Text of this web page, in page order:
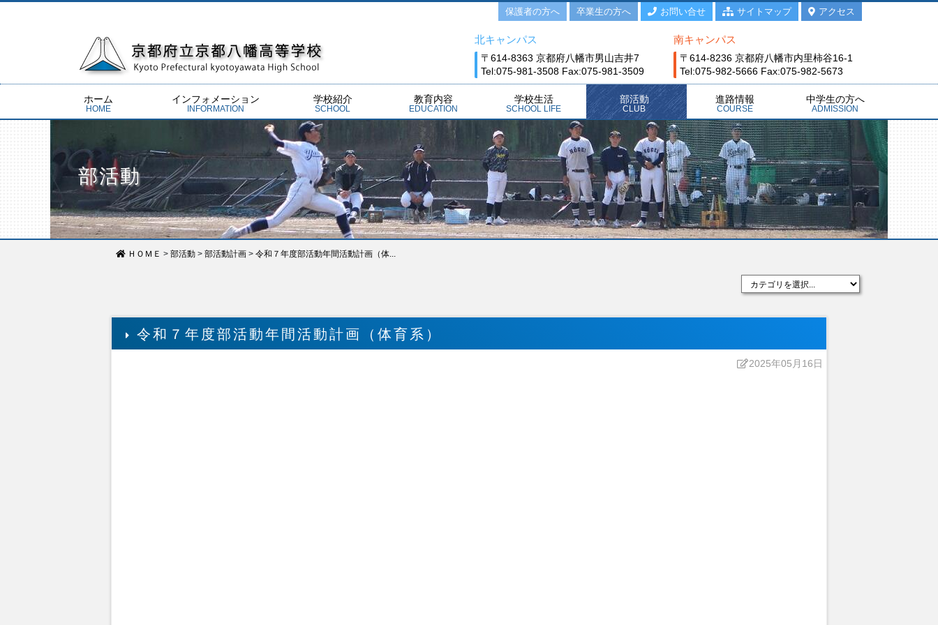
保護者の方へ 卒業生の方へ お問い合せ サイトマップ アクセス
北キャンパス
〒614-8363 京都府八幡市男山吉井7
Tel:075-981-3508 Fax:075-981-3509
南キャンパス
〒614-8236 京都府八幡市内里柿谷16-1
Tel:075-982-5666 Fax:075-982-5673
ホーム
HOME
インフォメーション
INFORMATION
欠席連絡システム
感染症について
警報発表時の対応
各種証明書
UDつうしん
ほけんだより
SCだより
学校紹介
SCHOOL
校長あいさつ
学校概要 沿革
校歌
校章
制服
生徒心得
施設紹介
基本コンセプト
スクールパートナー
情報公開 いじめ防止基本方針
スクールミッション
学校経営計画
英CanDoリスト
介護福祉士養成施設
設備使用に係る費用
教育内容
EDUCATION
普通科（ｱﾄﾞﾊﾞﾝｽｴﾘｱ） AD-概要
AD-カリキュラム
AD-先輩の声
AD-授業紹介
普通科（ﾕﾆﾊﾞｰｻﾙｴﾘｱ） UN-概要
UN-カリキュラム
UN-先輩の声
UN-授業紹介
人間科学科 人間-概要
人間-カリキュラム
人間-先輩の声
人間-授業紹介
介護福祉科 介護-概要
介護-カリキュラム
介護-先輩の声
介護-授業紹介
学校生活
SCHOOL LIFE
教育内容
文化祭
体育祭
研修旅行
全学年
1年
2年
3年
月間行事予定
年間行事予定
部活動
CLUB
部活動計画
体育系 硬式野球部
陸上競技部
女子ソフト部
サッカー部
男子テニス部
女子テニス部
男子バスケ部
女子バスケ部
女子バレー部
男子ハンド部
バドミントン部
卓球部
レスリング部
剣道部
弓道部
文化系 ESS部
吹奏楽部
演劇部
放送部
北ボランティア部
南ボランティア部
書道部
美術部
伝統文化部
文芸部
北コンピュータ部
南コンピュータ部
部活動の活動方針
進路情報
COURSE
進路指導
進路実績
中学生の方へ
ADMISSION
学校紹介動画
学校説明会
学校案内
入試情報
部活動
ＨＯＭＥ > 部活動> 部活動計画> 令和７年度部活動年間活動計画（体...
令和７年度部活動年間活動計画（体育系）
2025年05月16日